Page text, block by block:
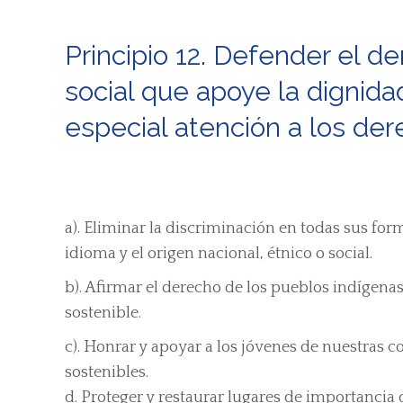
Principio 12. Defender el
social que apoye la
especial atención a los
a). Eliminar la discriminación en todas sus
idioma y el origen nacional, étnico o social.
b). Afirmar el derecho de los pueblos
sostenible.
c). Honrar y apoyar a los jóvenes de nuestras
sostenibles.
d. Proteger y restaurar lugares de